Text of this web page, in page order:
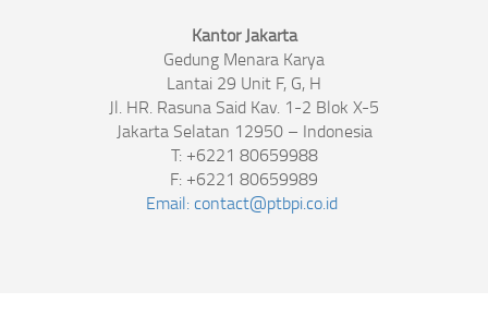
Kantor Jakarta
Gedung Menara Karya
Lantai 29 Unit F, G, H
Jl. HR. Rasuna Said Kav. 1-2 Blok X-5
Jakarta Selatan 12950 – Indonesia
T: +6221 80659988
F: +6221 80659989
Email: contact@ptbpi.co.id